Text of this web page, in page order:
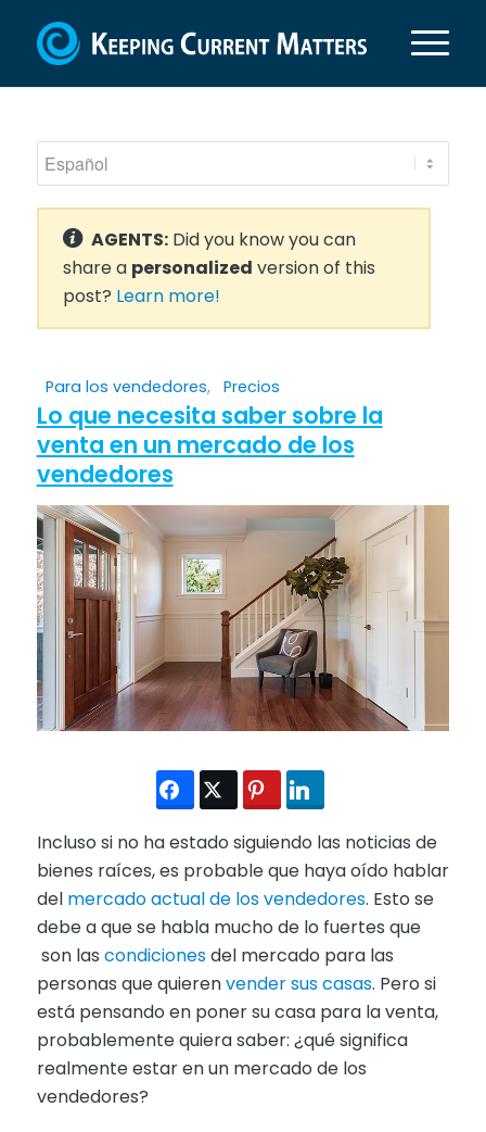
AGENTS:Did you know you can
share a personalized version of this
post? Learn more!
Para los vendedores, Precios
Lo que necesita saber sobre la
venta en un mercado de los
vendedores
Incluso si no ha estado siguiendo las noticias de
bienes raíces, es probable que haya oído hablar
del mercado actual de los vendedores. Esto se
debe a que se habla mucho de lo fuertes que
son las condicionesdel mercado para las
personas que quierenvender sus casas. Pero si
está pensando en poner su casa para la venta,
probablemente quiera saber: ¿qué significa
realmente estar en un mercado de los
vendedores?